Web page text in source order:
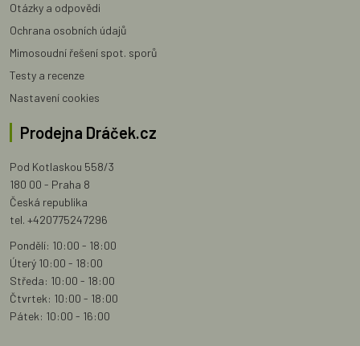
Otázky a odpovědi
Ochrana osobních údajů
Mimosoudní řešení spot. sporů
Testy a recenze
Nastavení cookies
Prodejna Dráček.cz
Pod Kotlaskou 558/3
180 00 - Praha 8
Česká republika
tel. +420775247296
Pondělí: 10:00 - 18:00
Úterý 10:00 - 18:00
Středa: 10:00 - 18:00
Čtvrtek: 10:00 - 18:00
Pátek: 10:00 - 16:00